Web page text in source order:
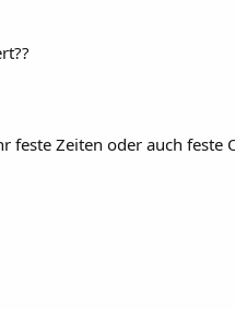
Zeiten oder auch feste